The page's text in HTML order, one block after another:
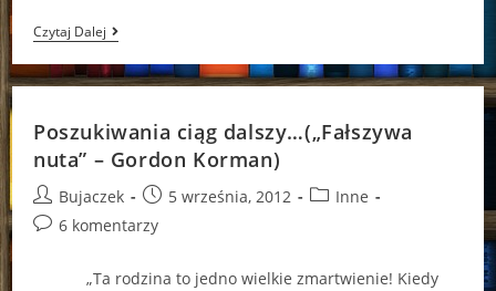
Czytaj DalejKomu
Ufać?
Poszukiwania ciąg dalszy…(„Fałszywa
nuta” – Gordon Korman)
Post
author:
Bujaczek
Post
published:
5 września, 2012
PostInne
Post6 komentarzy
„Ta rodzina to jedno wielkie zmartwienie! Kiedy